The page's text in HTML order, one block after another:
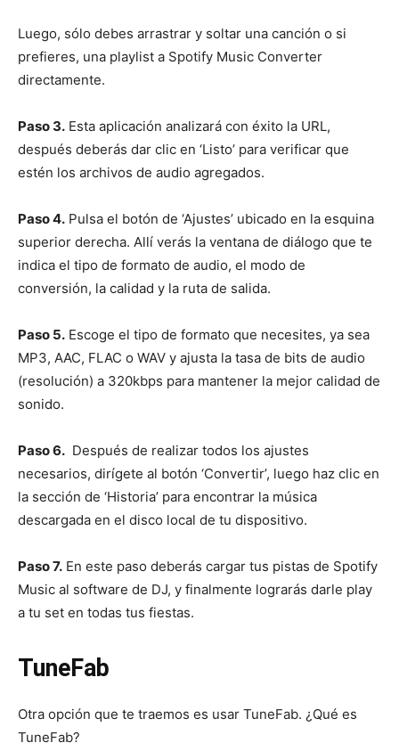
Luego, sólo debes arrastrar y soltar una canción o si
prefieres, una playlist a Spotify Music Converter
directamente.
Paso 3. Esta aplicación analizará con éxito la URL,
después deberás dar clic en ‘Listo’ para verificar que
estén los archivos de audio agregados.
Paso 4. Pulsa el botón de ‘Ajustes’ ubicado en la esquina
superior derecha. Allí verás la ventana de diálogo que te
indica el tipo de formato de audio, el modo de
conversión, la calidad y la ruta de salida.
Paso 5. Escoge el tipo de formato que necesites, ya sea
MP3, AAC, FLAC o WAV y ajusta la tasa de bits de audio
(resolución) a 320kbps para mantener la mejor calidad de
sonido.
Paso 6. Después de realizar todos los ajustes
necesarios, dirígete al botón ‘Convertir’, luego haz clic en
la sección de ‘Historia’ para encontrar la música
descargada en el disco local de tu dispositivo.
Paso 7. En este paso deberás cargar tus pistas de Spotify
Music al software de DJ, y finalmente lograrás darle play
a tu set en todas tus fiestas.
TuneFab
Otra opción que te traemos es usar TuneFab. ¿Qué es
TuneFab?